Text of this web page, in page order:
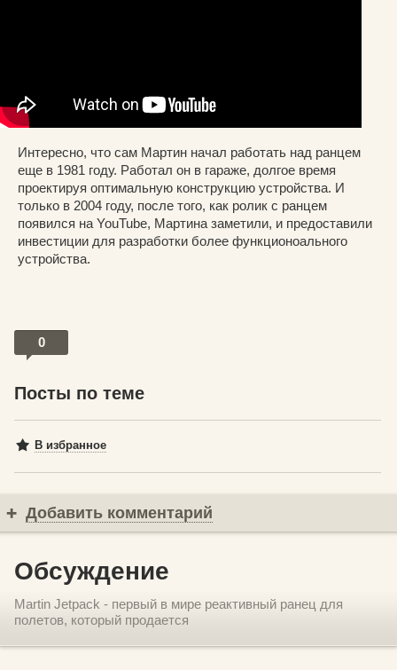
Интересно, что сам Мартин начал работать над ранцем
еще в 1981 году. Работал он в гараже, долгое время
проектируя оптимальную конструкцию устройства. И
только в 2004 году, после того, как ролик с ранцем
появился на YouTube, Мартина заметили, и предоставили
инвестиции для разработки более функционоального
устройства.
0
Посты по теме
В избранное
Добавить комментарий
Обсуждение
Martin Jetpack - первый в мире реактивный ранец для
полетов, который продается